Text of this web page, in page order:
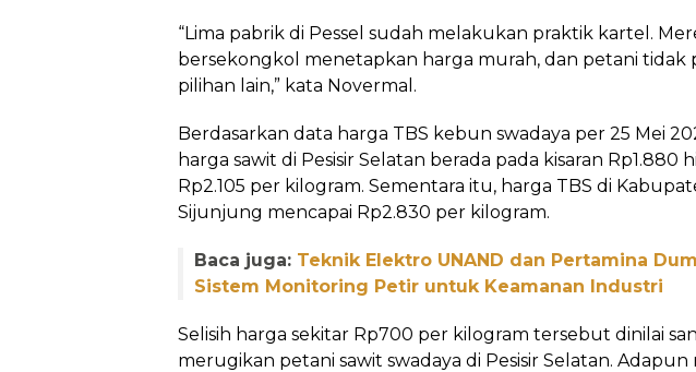
“Lima pabrik di Pessel sudah melakukan praktik kartel.
bersekongkol menetapkan harga murah, dan petani tidak
pilihan lain,” kata Novermal.
Berdasarkan data harga TBS kebun swadaya per 25 Mei
harga sawit di Pesisir Selatan berada pada kisaran Rp1.880
Rp2.105 per kilogram. Sementara itu, harga TBS di
Sijunjung mencapai Rp2.830 per kilogram.
Baca juga: Teknik Elektro UNAND dan Pertamina
Sistem Monitoring Petir untuk Keamanan Industri
Selisih harga sekitar Rp700 per kilogram tersebut dinilai
merugikan petani sawit swadaya di Pesisir Selatan. Adapun